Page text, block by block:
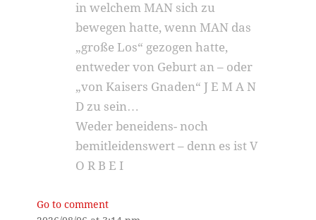
in welchem MAN sich zu
bewegen hatte, wenn MAN das
„große Los“ gezogen hatte,
entweder von Geburt an – oder
„von Kaisers Gnaden“ J E M A N
D zu sein…
Weder beneidens- noch
bemitleidenswert – denn es ist V
O R B E I
Go to comment